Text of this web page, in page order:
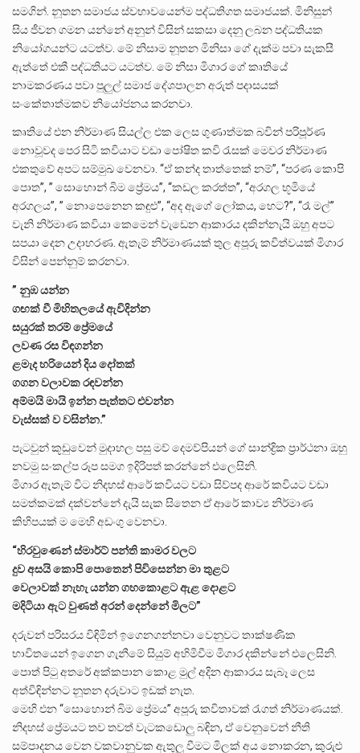
සමගින්. නූතන සමාජය ස්වභාවයෙන්ම පද්ධතිගත සමාජයක්. මිනිසුන්
සිය ජීවන ගමන යන්නේ අනුන් විසින් සකසා දෙනු ලබන පද්ධතියක
නියෝගයන්ට යටත්ව. මේ නිසාම නූතන මිනිසා ගේ දැක්ම පවා සැකසී
ඇත්තේ එකී පද්ධතියට යටත්ව. මේ නිසා මිගාර ගේ කෘතියේ
නාමකරණය පවා පුලුල් සමාජ දේශපාලන අරුත් පදාසයක්
සංකේතාත්මකව නියෝජනය කරනවා.
කෘතියේ එන නිර්මාණ සියල්ල එක ලෙස ගුණාත්මක බවින් පරිපූර්ණ
නොවූවද පෙර සිටි කවියාට වඩා පෝෂිත කවි රැසක් මෙවර නිර්මාණ
එකතුවේ අපට සම්මුඛ වෙනවා. “ඒ කන්ද තාත්තෙක් නම්”, “පරණ කොපි
පොත”, ” සොහොන් බිම ප්‍රේමය”, “කඩල කරත්ත”, “අරගල භූමියේ
අරගලය”, ” නොපෙනෙන කඳුළු”, “අද ඇගේ ලෝකය, හෙට?”, “රෑ මල්”
වැනි නිර්මාණ කවියා කෙමෙන් වැඩෙන ආකාරය දකින්නැයි ඔහු අපට
සපයා දෙන උදාහරණ. ඇතැම් නිර්මාණයක් තුල අපූරු කවිත්වයක් මිගාර
විසින් පෙන්නුම් කරනවා.
” නුඹ යන්න
ගඟක් වී මිහිතලයේ ඇවිදින්න
සයුරක් තරම් ප්‍රේමයේ
ලවණ රස විඳගන්න
ළමැද හරියෙන් දිය දෝතක්
ගගන වලාවක රඳවන්න
අම්මයි මායි ඉන්න පැත්තට එවන්න
වැස්සක් ව වසින්න.”
පැටවුන් කූඩුවෙන් මුදාහල පසු මව් දෙමව්පියන් ගේ සාන්ද්‍රික ප්‍රාර්ථනා ඔහු
නවමු සංකල්ප රූප සමග ඉදිරිපත් කරන්නේ එලෙසිනි.
මිගාර ඇතැම් විට නිදහස් ආරේ කවියට වඩා සිව්පද ආරේ කවියට වඩා
සමත්කමක් දක්වන්නේ දැයි සැක සිතෙන ඒ ආරේ කාව්‍ය නිර්මාණ
කිහිපයක් ම මෙහි අඩංගු වෙනවා.
“හිරවුණෙන් ස්මාර්ට් පන්ති කාමර වලට
දුව අසයි කොපි පොතෙන් පිවිසෙන්න මා තුළට
වෙලාවක් නැහැ යන්න ගහකොළට ඇළ දොළට
මදිටියා ඇට වුණත් අරන් දෙන්නේ මිලට”
දරුවන් පරිසරය විඳිමින් ඉගෙනගන්නවා වෙනුවට තාක්ෂණික
භාවිතයෙන් ඉගෙන ගැනීමේ සියුම් අහිමිවීම මිගාර දකින්නේ එලෙසිනි.
පොත් පිටු අතරේ අක්කපාන කොළ මුල් අදින ආකාරය සැබෑ ලෙස
අත්විඳින්නට නූතන දරුවාට ඉඩක් නැත.
මෙහි එන “සොහොන් බිම ප්‍රේමය” අපූරු කවිතාවක් රැගත් නිර්මාණයක්.
නිදහස් ප්‍රේමයට තව තවත් වැටකඩොලු බඳින, ඒ වෙනුවෙන් නීති
සම්පාදනය වෙන වකවානුවක ඇතුලු වීමට මිලක් අය නොකරන, කුරුළු